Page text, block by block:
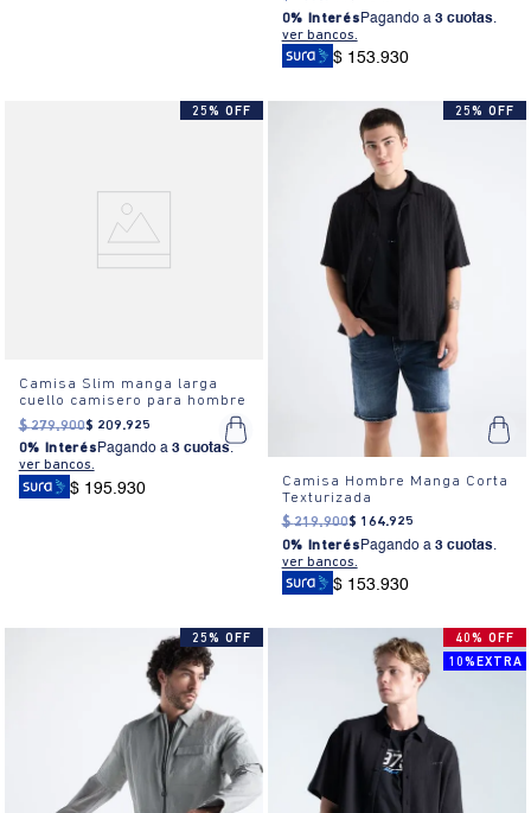
0% Interés Pagando a 3 cuotas.
ver bancos.
$ 153.930
25% OFF
Camisa Slim manga larga
cuello camisero para hombre
$ 279.900$ 209.925
0% InterésPagando a 3 cuotas.
ver bancos.
$ 195.930
25% OFF
Camisa Hombre Manga Corta
Texturizada
$ 219.900$ 164.925
0% Interés Pagando a 3 cuotas.
ver bancos.
$ 153.930
25% OFF
40% OFF
10%EXTRA